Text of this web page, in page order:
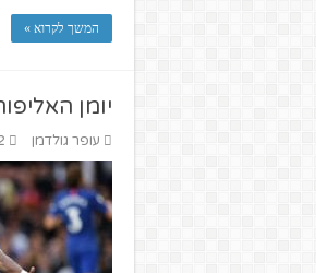
המשך לקרוא »
יומן
עופר גולדמן 22